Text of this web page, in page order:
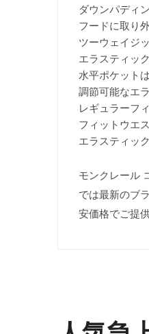
ダウンパディ
フードに取り
ツーウェイジ
エラスティッ
水平ポケット
調節可能なエ
レギュラーフ
フィットウエ
エラスティッ
モンクレール
では最新のブ
安価格でご提供